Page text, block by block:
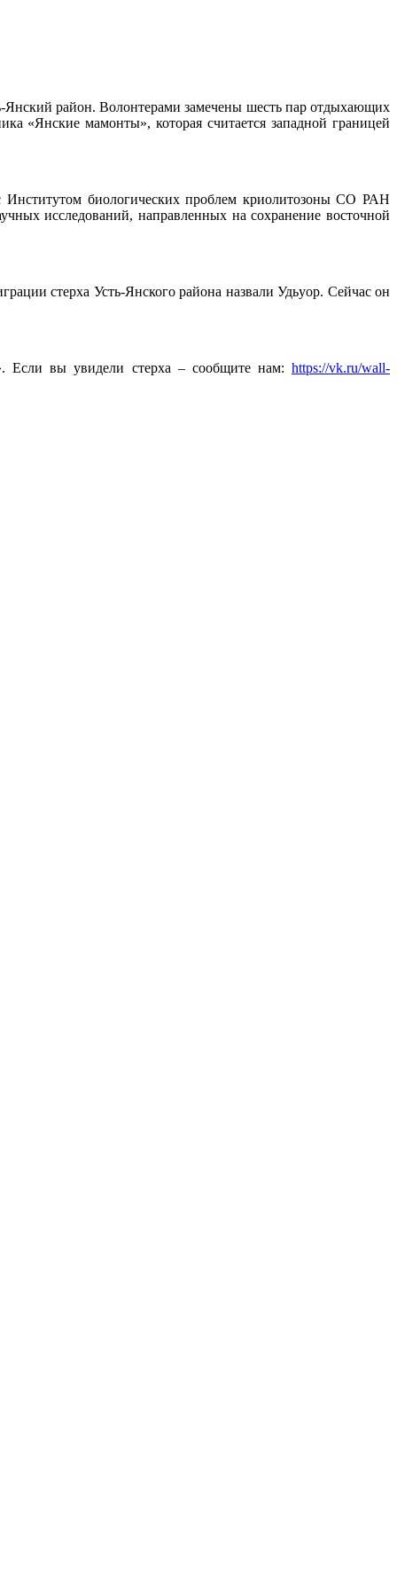
Янский район. Волонтерами замечены шесть пар отдыхающих
«Янские мамонты», которая считается западной границей
Институтом биологических проблем криолитозоны СО РАН
исследований, направленных на сохранение восточной
стерха Усть-Янского района назвали Удьуор. Сейчас он
Если вы увидели стерха – сообщите нам: https://vk.ru/wall-